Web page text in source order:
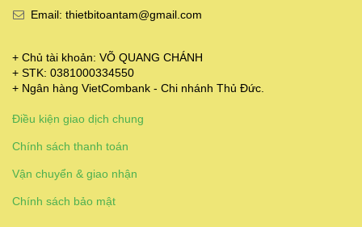
Email: thietbitoantam@gmail.com
+ Chủ tài khoản: VÕ QUANG CHÁNH
+ STK: 0381000334550
+ Ngân hàng VietCombank - Chi nhánh Thủ Đức.
Điều kiện giao dịch chung
Chính sách thanh toán
Vận chuyển & giao nhận
Chính sách bảo mật